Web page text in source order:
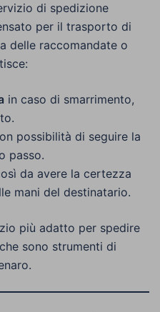
di spedizione
per il trasporto di
delle raccomandate o
in caso di smarrimento,
possibilità di seguire la
passo.
da avere la certezza
mani del destinatario.
più adatto per spedire
sono strumenti di